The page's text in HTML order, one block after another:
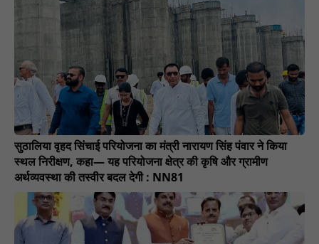
सुठालिया वृहद सिंचाई परियोजना का मंत्री नारायण सिंह पंवार ने किया
स्थल निरीक्षण, कहा— यह परियोजना क्षेत्र की कृषि और ग्रामीण
अर्थव्यवस्था की तस्वीर बदल देगी : NN81